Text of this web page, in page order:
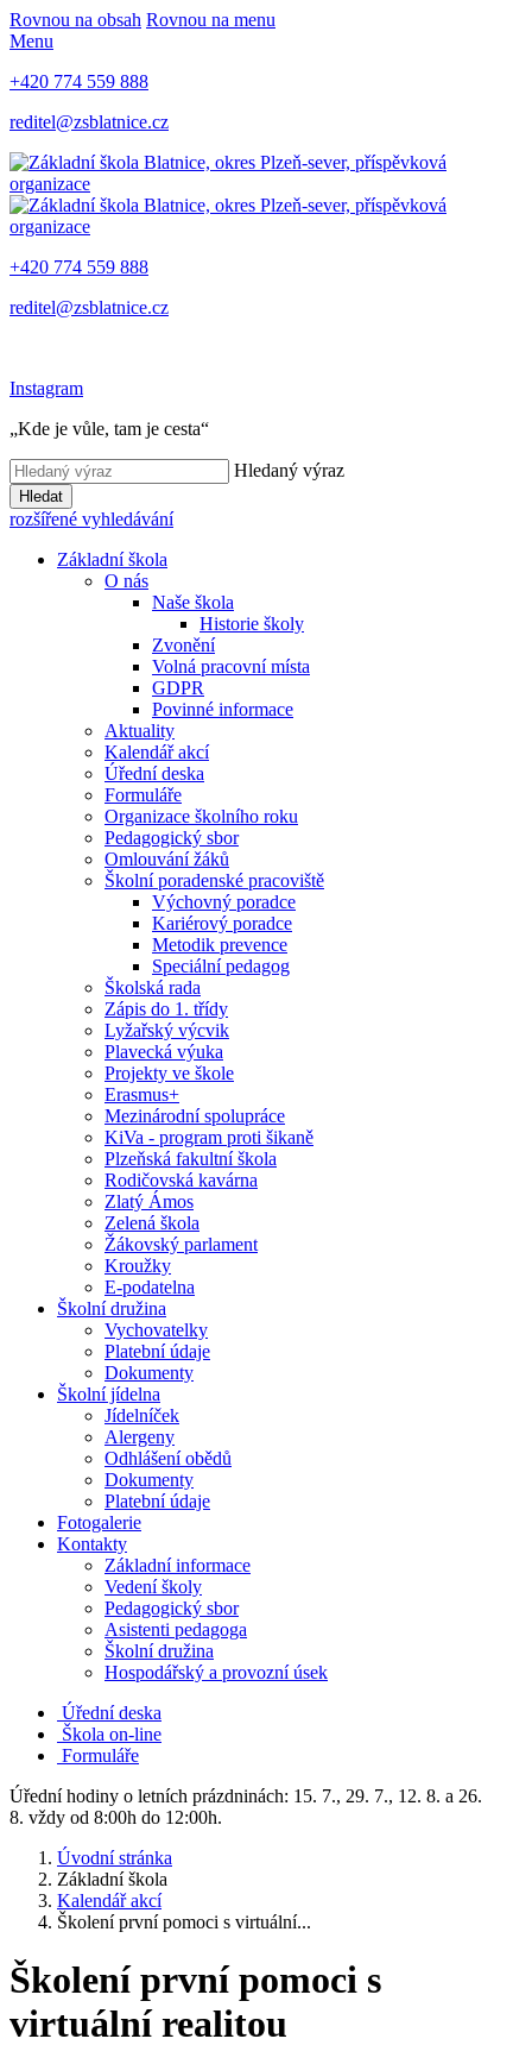
Rovnou na obsah Rovnou na menu
Menu
+420 774 559 888
reditel@zsblatnice.cz
+420 774 559 888
reditel@zsblatnice.cz
Instagram
„Kde je vůle, tam je cesta“
Hledaný výraz
Hledat
rozšířené vyhledávání
Základní škola
O nás
Naše škola
Historie školy
Zvonění
Volná pracovní místa
GDPR
Povinné informace
Aktuality
Kalendář akcí
Úřední deska
Formuláře
Organizace školního roku
Pedagogický sbor
Omlouvání žáků
Školní poradenské pracoviště
Výchovný poradce
Kariérový poradce
Metodik prevence
Speciální pedagog
Školská rada
Zápis do 1. třídy
Lyžařský výcvik
Plavecká výuka
Projekty ve škole
Erasmus+
Mezinárodní spolupráce
KiVa - program proti šikaně
Plzeňská fakultní škola
Rodičovská kavárna
Zlatý Ámos
Zelená škola
Žákovský parlament
Kroužky
E-podatelna
Školní družina
Vychovatelky
Platební údaje
Dokumenty
Školní jídelna
Jídelníček
Alergeny
Odhlášení obědů
Dokumenty
Platební údaje
Fotogalerie
Kontakty
Základní informace
Vedení školy
Pedagogický sbor
Asistenti pedagoga
Školní družina
Hospodářský a provozní úsek
Úřední deska
Škola on-line
Formuláře
Úřední hodiny o letních prázdninách: 15. 7., 29. 7., 12. 8. a 26.
8. vždy od 8:00h do 12:00h.
Úvodní stránka
Základní škola
Kalendář akcí
Školení první pomoci s virtuální...
Školení první pomoci s
virtuální realitou